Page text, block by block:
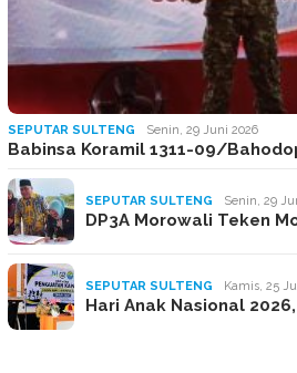
SEPUTAR SULTENG Senin, 29 Juni 2026
Babinsa Koramil 1311-09/
SEPUTAR SULTENG Senin, 29
DP3A Morowali Teken
SEPUTAR SULTENG Kamis, 25
Hari Anak Nasional